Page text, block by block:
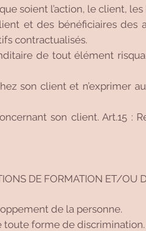
soient l’action, le client,
et des bénéficiaires des
contractualisés.
de tout élément
son client et n’exprimer
son client. Art.15 :
DE FORMATION ET/OU
de la personne.
toute forme de discrimination.